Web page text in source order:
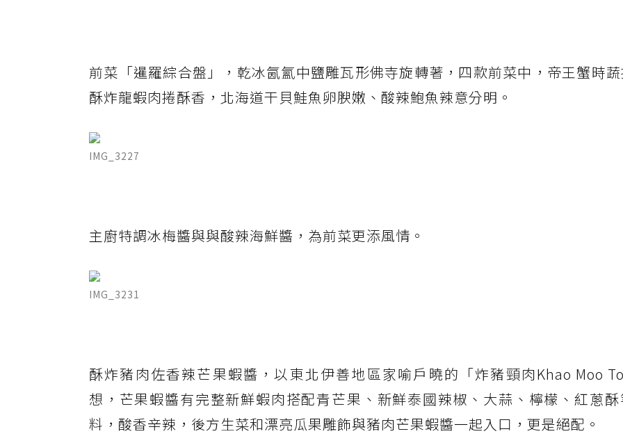
前菜「暹羅綜合盤」，乾冰氤氳中鹽雕瓦形佛寺旋轉著，四款前菜中，帝王蟹時
酥炸龍蝦肉捲酥香，北海道干貝鮭魚卵腴嫩、酸辣鮑魚辣意分明。
IMG_3227
主廚特調冰梅醬與與酸辣海鮮醬，為前菜更添風情。
IMG_3231
酥炸豬肉佐香辣芒果蝦醬，以東北伊善地區家喻戶曉的「炸豬頸肉Khao Moo
想，芒果蝦醬有完整新鮮蝦肉搭配青芒果、新鮮泰國辣椒、大蒜、檸檬、紅蔥
料，酸香辛辣，後方生菜和漂亮瓜果雕飾與豬肉芒果蝦醬一起入口，更是絕配。